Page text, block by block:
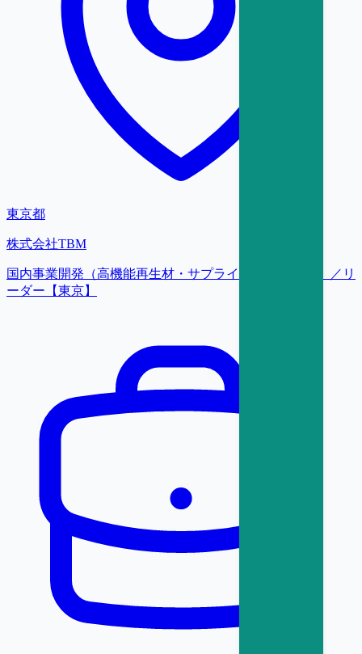
東京都
株式会社TBM
国内事業開発（高機能再生材・サプライチェーン構築）／リ
ーダー【東京】